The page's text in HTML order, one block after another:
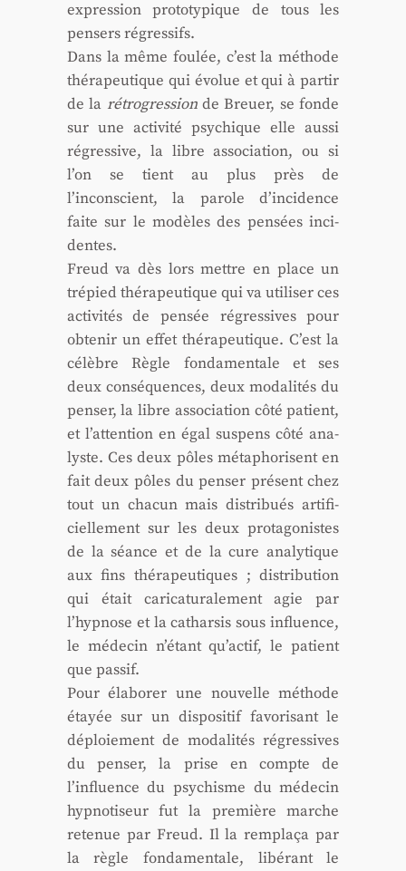
expres­sion pro­to­ty­pique de tous les
pen­sers régres­sifs.
Dans la même fou­lée, c’est la méthode
thé­ra­peu­tique qui évo­lue et qui à par­tir
de la rétro­gres­sionde Breuer, se fonde
sur une acti­vi­té psy­chique elle aus­si
régres­sive, la libre asso­cia­tion, ou si
l’on se tient au plus près de
l’inconscient, la parole d’incidence
faite sur le modèles des pen­sées inci­
dentes.
Freud va dès lors mettre en place un
tré­pied thé­ra­peu­tique qui va uti­li­ser ces
acti­vi­tés de pen­sée régres­sives pour
obte­nir un effet thé­ra­peu­tique. C’est la
célèbre Règle fon­da­men­tale et ses
deux consé­quences, deux moda­li­tés du
pen­ser, la libre asso­cia­tion côté patient,
et l’attention en égal sus­pens côté ana­
lyste. Ces deux pôles méta­pho­risent en
fait deux pôles du pen­ser pré­sent chez
tout un cha­cun mais dis­tri­bués arti­fi­
ciel­le­ment sur les deux pro­ta­go­nistes
de la séance et de la cure ana­ly­tique
aux fins thé­ra­peu­tiques ; dis­tri­bu­tion
qui était cari­ca­tu­ra­le­ment agie par
l’hypnose et la cathar­sis sous influence,
le méde­cin n’étant qu’ac­tif, le patient
que pas­sif.
Pour éla­bo­rer une nou­velle méthode
étayée sur un dis­po­si­tif favo­ri­sant le
déploie­ment de moda­li­tés régres­sives
du pen­ser, la prise en compte de
l’influence du psy­chisme du méde­cin
hyp­no­ti­seur fut la pre­mière marche
rete­nue par Freud. Il la rem­pla­ça par
la règle fon­da­men­tale, libé­rant le